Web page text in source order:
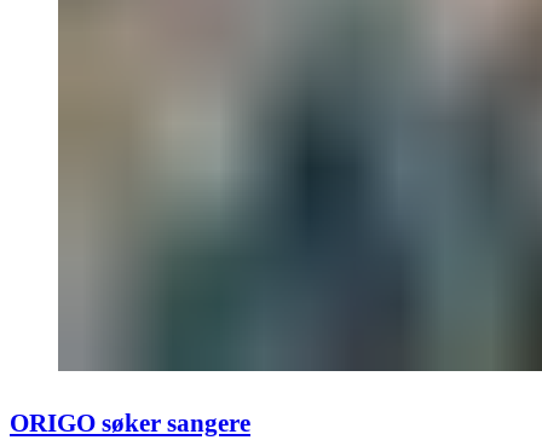
ORIGO søker sangere